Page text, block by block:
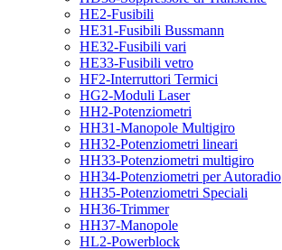
HE2-Fusibili
HE31-Fusibili Bussmann
HE32-Fusibili vari
HE33-Fusibili vetro
HF2-Interruttori Termici
HG2-Moduli Laser
HH2-Potenziometri
HH31-Manopole Multigiro
HH32-Potenziometri lineari
HH33-Potenziometri multigiro
HH34-Potenziometri per Autoradio
HH35-Potenziometri Speciali
HH36-Trimmer
HH37-Manopole
HL2-Powerblock